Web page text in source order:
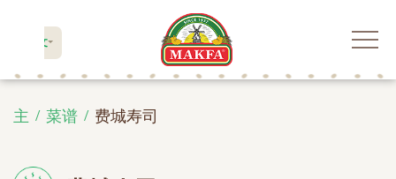
中文
主 菜谱 费城寿司